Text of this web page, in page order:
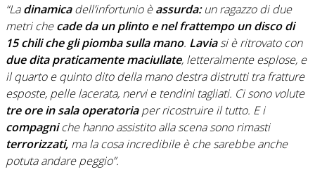
“Ladinamicadell’infortunio èassurda:un ragazzo di due
metri checade da un plinto e nel frattempo un disco di
15 chili che gli piomba sulla mano. Laviasi è ritrovato con
due dita praticamente maciullate, letteralmente esplose, e
il quarto e quinto dito della mano destra distrutti tra fratture
esposte, pelle lacerata, nervi e tendini tagliati. Ci sono volute
tre ore in sala operatoriaper ricostruire il tutto. E i
compagniche hanno assistito alla scena sono rimasti
terrorizzati, ma la cosa incredibile è che sarebbe anche
potuta andare peggio”.